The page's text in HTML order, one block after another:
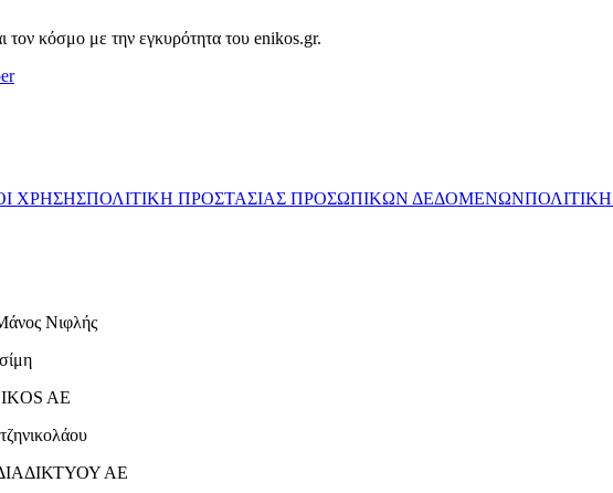
τον κόσμο με την εγκυρότητα του enikos.gr.
ΧΡΗΣΗΣΠΟΛΙΤΙΚΗ ΠΡΟΣΤΑΣΙΑΣ ΠΡΟΣΩΠΙΚΩΝ ΔΕΔΟΜΕΝΩΝΠΟΛΙΤΙΚΗ
Νιφλής
AE
ΑΕ